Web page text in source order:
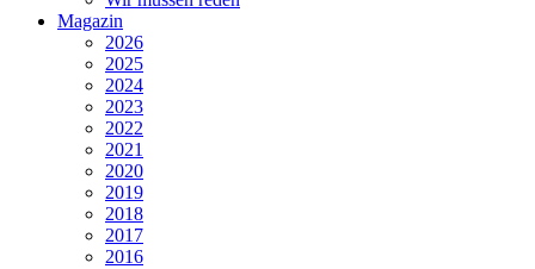
Magazin
2026
2025
2024
2023
2022
2021
2020
2019
2018
2017
2016